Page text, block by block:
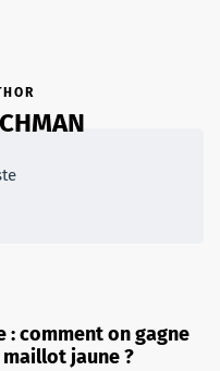
: comment on gagne
jaune ?